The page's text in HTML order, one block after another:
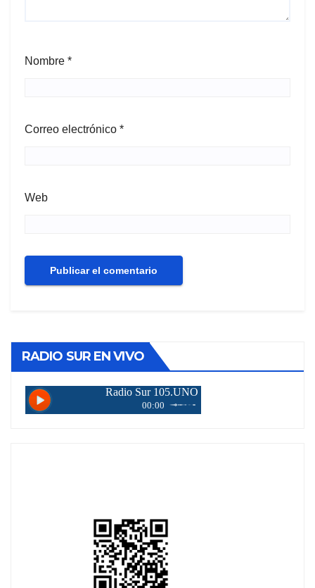
Nombre *
Correo electrónico *
Web
RADIO SUR EN VIVO